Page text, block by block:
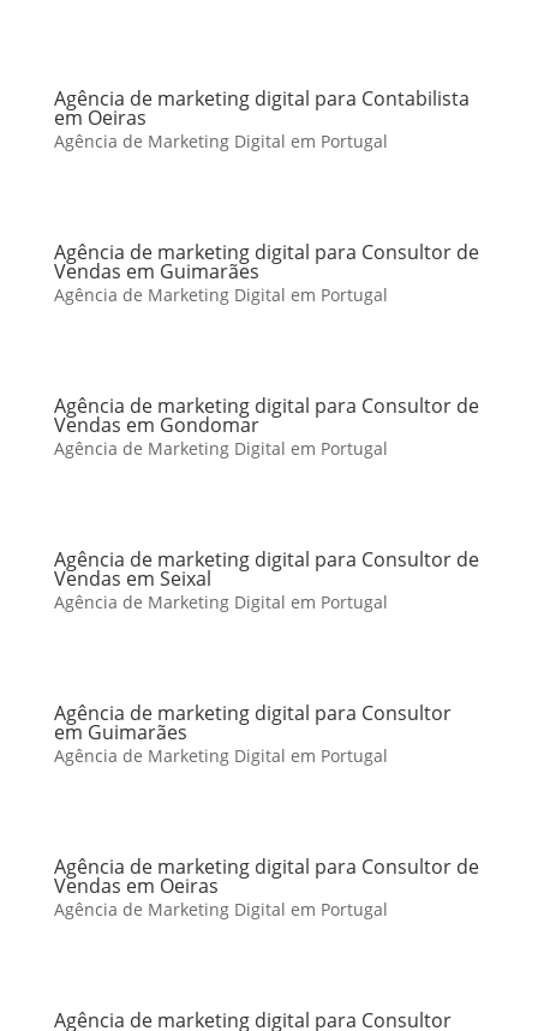
Agência de marketing digital para Contabilista
em Oeiras
Agência de Marketing Digital em Portugal
Agência de marketing digital para Consultor de
Vendas em Guimarães
Agência de Marketing Digital em Portugal
Agência de marketing digital para Consultor de
Vendas em Gondomar
Agência de Marketing Digital em Portugal
Agência de marketing digital para Consultor de
Vendas em Seixal
Agência de Marketing Digital em Portugal
Agência de marketing digital para Consultor
em Guimarães
Agência de Marketing Digital em Portugal
Agência de marketing digital para Consultor de
Vendas em Oeiras
Agência de Marketing Digital em Portugal
Agência de marketing digital para Consultor